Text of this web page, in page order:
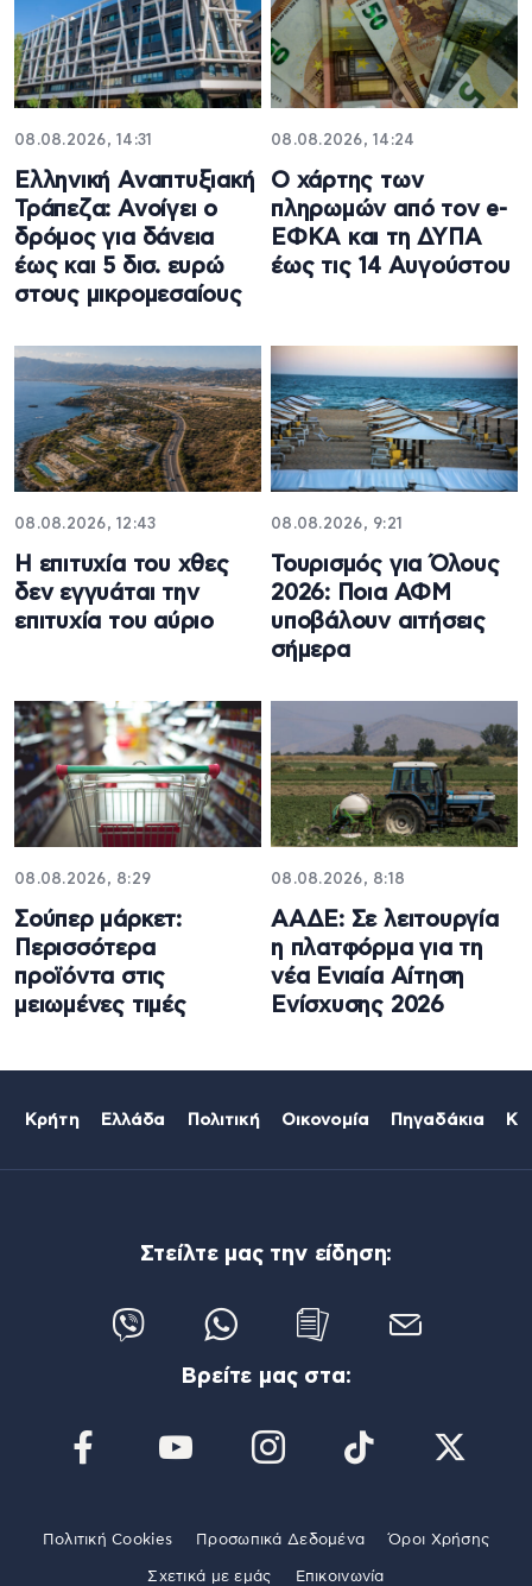
08.08.2026, 14:31
Ελληνική Αναπτυξιακή
Τράπεζα: Ανοίγει ο
δρόμος για δάνεια
έως και 5 δισ. ευρώ
στους μικρομεσαίους
08.08.2026, 14:24
Ο χάρτης των
πληρωμών από τον e-
ΕΦΚΑ και τη ΔΥΠΑ
έως τις 14 Αυγούστου
08.08.2026, 12:43
Η επιτυχία του χθες
δεν εγγυάται την
επιτυχία του αύριο
08.08.2026, 9:21
Τουρισμός για Όλους
2026: Ποια ΑΦΜ
υποβάλουν αιτήσεις
σήμερα
08.08.2026, 8:29
Σούπερ μάρκετ:
Περισσότερα
προϊόντα στις
μειωμένες τιμές
08.08.2026, 8:18
ΑΑΔΕ: Σε λειτουργία
η πλατφόρμα για τη
νέα Ενιαία Αίτηση
Ενίσχυσης 2026
Κρήτη Ελλάδα Πολιτική Οικονομία Πηγαδάκια
Στείλτε μας την είδηση:
Βρείτε μας στα:
Πολιτική Cookies Προσωπικά Δεδομένα Όροι Χρήσης
Σχετικά με εμάς Επικοινωνία